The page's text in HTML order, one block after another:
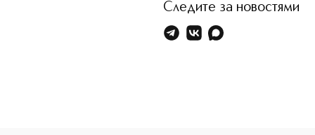
Следите за новостями